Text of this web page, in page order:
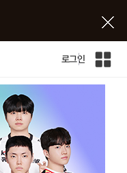
로그인
인